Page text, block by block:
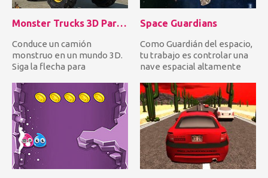
Monster Trucks 3D Parking
Conduce un camión
monstruo en un mundo 3D.
Siga la flecha para
resaltado an...
Space Guardians
Como Guardián del espacio,
tu trabajo es controlar una
nave espacial altamente